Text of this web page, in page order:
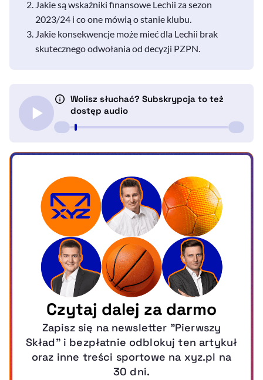
Jakie są wskaźniki finansowe Lechii za sezon
2023/24 i co one mówią o stanie klubu.
Jakie konsekwencje może mieć dla Lechii brak
skutecznego odwołania od decyzji PZPN.